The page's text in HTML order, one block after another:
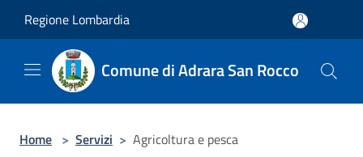
Regione Lombardia
Comune di Adrara San Rocco
Home > Servizi > Agricoltura e pesca